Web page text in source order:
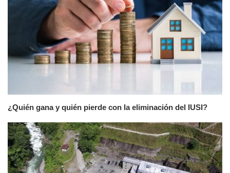
¿Quién gana y quién pierde con la eliminación del IUSI?